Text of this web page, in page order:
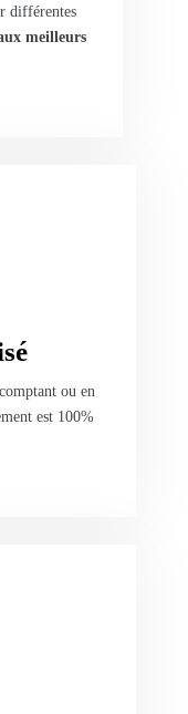
différentes
meilleurs
ou en
est 100%